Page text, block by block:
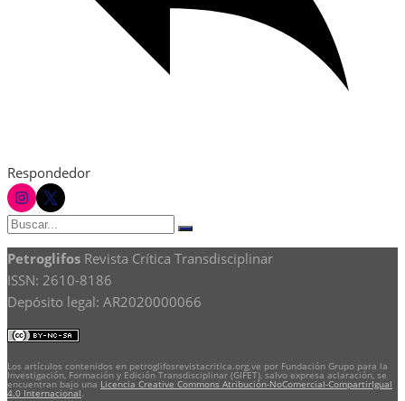
Respondedor
instagram
twitter
Buscar:
Buscar
Petroglifos Revista Crítica Transdisciplinar
ISSN: 2610-8186
Depósito legal: AR2020000066
Los artículos contenidos en petroglifosrevistacritica.org.ve por Fundación Grupo para la
Investigación, Formación y Edición Transdisciplinar (GIFET), salvo expresa aclaración, se
encuentran bajo una Licencia Creative Commons Atribución-NoComercial-CompartirIgual
4.0 Internacional.